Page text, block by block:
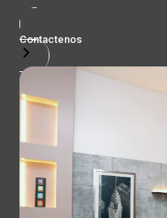
Contactenos